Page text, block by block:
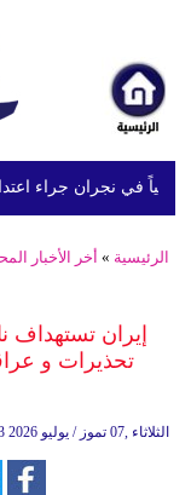
الرئيسية » أخر الأخبار
إيران
تحذيرات و
10:43 2026 الثلاثاء ,07 تموز / يوليو